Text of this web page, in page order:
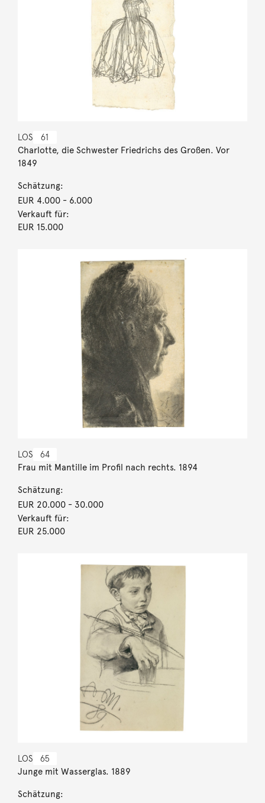
LOS 61
Charlotte, die Schwester Friedrichs des Großen. Vor
1849
Schätzung:
EUR 4.000- 6.000
Verkauft für:
EUR 15.000
LOS 64
Frau mit Mantille im Profil nach rechts. 1894
Schätzung:
EUR 20.000- 30.000
Verkauft für:
EUR 25.000
LOS 65
Junge mit Wasserglas. 1889
Schätzung: